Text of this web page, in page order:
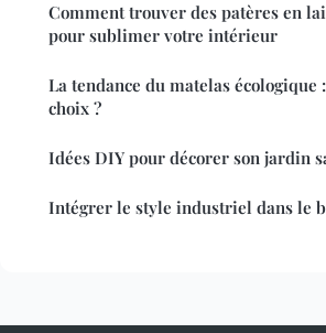
Comment trouver des patères en
pour sublimer votre intérieur
La tendance du matelas écologique
choix ?
Idées DIY pour décorer son jardin
Intégrer le style industriel dans le